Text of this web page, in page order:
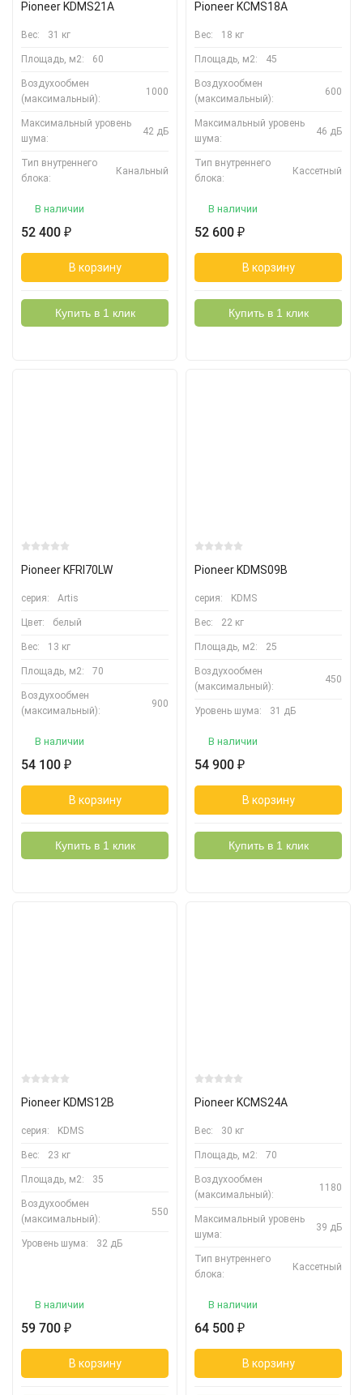
Pioneer KDMS21A
Вес: 31 кг
Площадь, м2: 60
Воздухообмен
(максимальный):
1000
Максимальный уровень
шума:
42 дБ
Тип внутреннего
блока:
Канальный
В наличии
52 400 ₽
В корзину
Купить в 1 клик
Pioneer KCMS18A
Вес: 18 кг
Площадь, м2: 45
Воздухообмен
(максимальный):
600
Максимальный уровень
шума:
46 дБ
Тип внутреннего
блока:
Кассетный
В наличии
52 600 ₽
В корзину
Купить в 1 клик
Pioneer KFRI70LW
серия: Artis
Цвет: белый
Вес: 13 кг
Площадь, м2: 70
Воздухообмен
(максимальный):
900
В наличии
54 100 ₽
В корзину
Купить в 1 клик
Pioneer KDMS09B
серия: KDMS
Вес: 22 кг
Площадь, м2: 25
Воздухообмен
(максимальный):
450
Уровень шума: 31 дБ
В наличии
54 900 ₽
В корзину
Купить в 1 клик
Pioneer KDMS12B
серия: KDMS
Вес: 23 кг
Площадь, м2: 35
Воздухообмен
(максимальный):
550
Уровень шума: 32 дБ
В наличии
59 700 ₽
В корзину
Pioneer KCMS24A
Вес: 30 кг
Площадь, м2: 70
Воздухообмен
(максимальный):
1180
Максимальный уровень
шума:
39 дБ
Тип внутреннего
блока:
Кассетный
В наличии
64 500 ₽
В корзину